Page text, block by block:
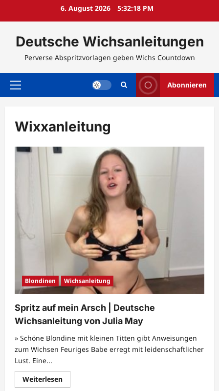
6. August 2026 5:32:18 PM
Deutsche Wichsanleitungen
Perverse Abspritzvorlagen geben Wichs Countdown
Primäres
Abonnieren
Wixxanleitung
Blondinen Wichsanleitung
Spritz auf mein Arsch | Deutsche
Wichsanleitung von Julia May
» Schöne Blondine mit kleinen Titten gibt Anweisungen
zum Wichsen Feuriges Babe erregt mit leidenschaftlicher
Lust. Eine...
WeiterlesenMehr
Informationen